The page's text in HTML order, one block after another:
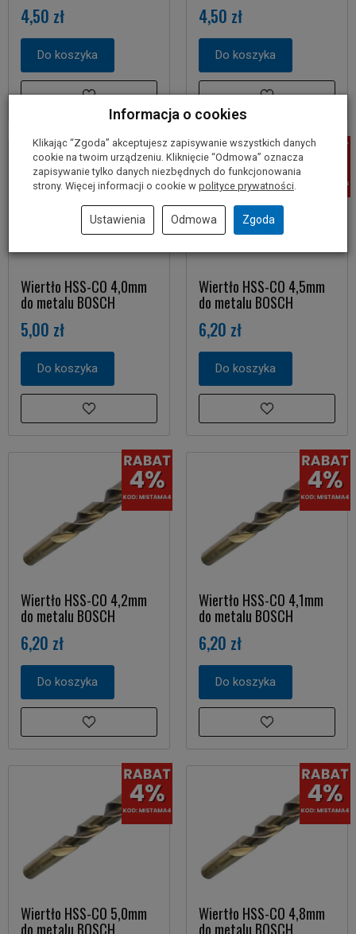
4,50 zł
Do koszyka
4,50 zł
Do koszyka
Wiertło HSS-CO 4,0mm
do metalu BOSCH
5,00 zł
Do koszyka
Wiertło HSS-CO 4,5mm
do metalu BOSCH
6,20 zł
Do koszyka
Wiertło HSS-CO 4,2mm
do metalu BOSCH
6,20 zł
Do koszyka
Wiertło HSS-CO 4,1mm
do metalu BOSCH
6,20 zł
Do koszyka
Wiertło HSS-CO 5,0mm
do metalu BOSCH
Wiertło HSS-CO 4,8mm
do metalu BOSCH
Informacja o cookies
Klikając “Zgoda” akceptujesz zapisywanie wszystkich danych
cookie na twoim urządzeniu. Kliknięcie “Odmowa” oznacza
zapisywanie tylko danych niezbędnych do funkcjonowania
strony. Więcej informacji o cookie w polityce prywatności
Ustawienia Odmowa Zgoda